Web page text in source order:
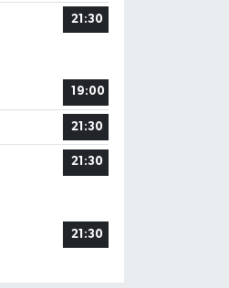
21:30
19:00
21:30
21:30
21:30